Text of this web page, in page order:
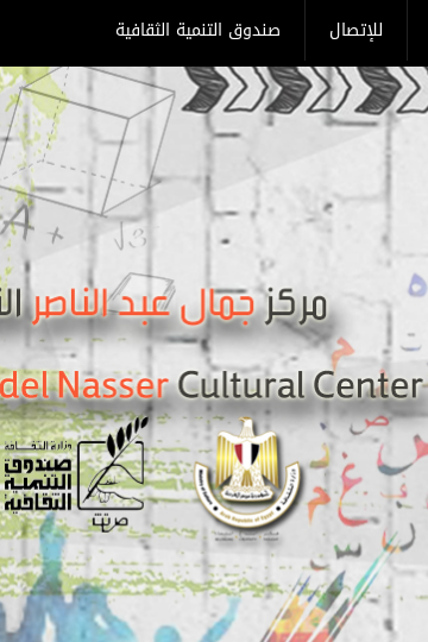
صندوق التنمية الثقافية للإتصال